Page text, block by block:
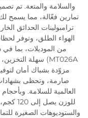
والسلامة والمتعة. تم
تمارين فعّالة، مما يسمح لك
ترامبولينات الحدائق
الهواء الطلق، وتوفر
مزوّدة بشباك أمان
للوزن
والستوديوهات الصغيرة